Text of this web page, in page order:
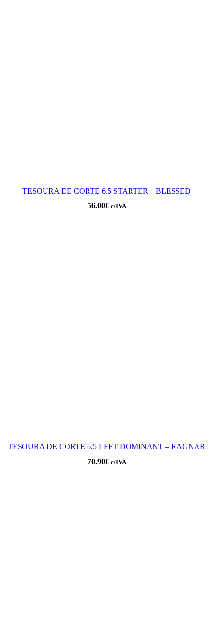
TESOURA DE CORTE 6.5 STARTER – BLESSED
56.00€ c/IVA
TESOURA DE CORTE 6,5 LEFT DOMINANT – RAGNAR
70.90€ c/IVA